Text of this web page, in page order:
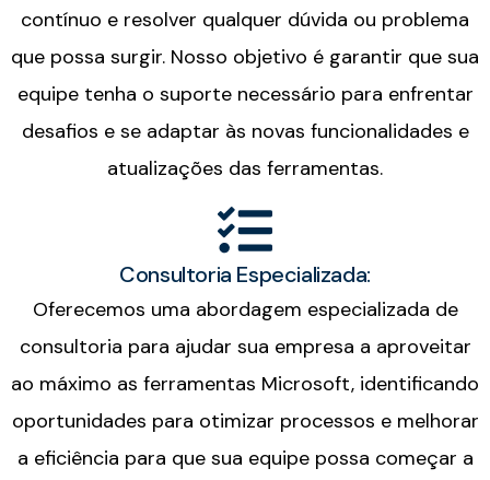
contínuo e resolver qualquer dúvida ou problema
que possa surgir. Nosso objetivo é garantir que sua
equipe tenha o suporte necessário para enfrentar
desafios e se adaptar às novas funcionalidades e
atualizações das ferramentas.
Consultoria Especializada:
Oferecemos uma abordagem especializada de
consultoria para ajudar sua empresa a aproveitar
ao máximo as ferramentas Microsoft, identificando
oportunidades para otimizar processos e melhorar
a eficiência para que sua equipe possa começar a